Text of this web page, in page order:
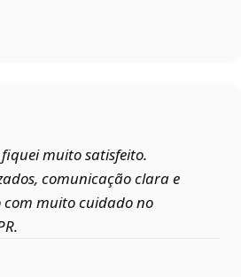
muito satisfeito.
comunicação clara e
muito cuidado no